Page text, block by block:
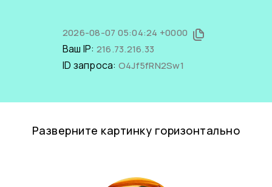
2026-08-07 05:04:24 +0000
Ваш IP: 216.73.216.33
ID запроса: O4Jf5fRN2Sw1
Разверните картинку горизонтально